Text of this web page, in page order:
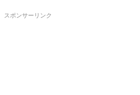
スポンサーリンク